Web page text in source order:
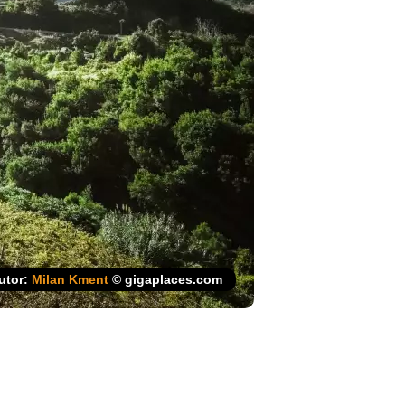
Milan Kment © gigaplaces.com